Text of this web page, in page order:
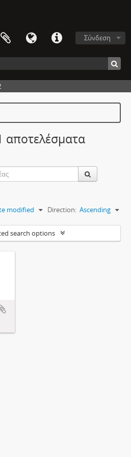
Σύνδεση
αποτελέσματα
modified Direction: Ascending
search options